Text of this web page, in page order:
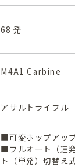
68 発
M4A1 Carbine
アサルトライフル
■可変ホップアッ
■フルオート（連
ト（単発）切替え